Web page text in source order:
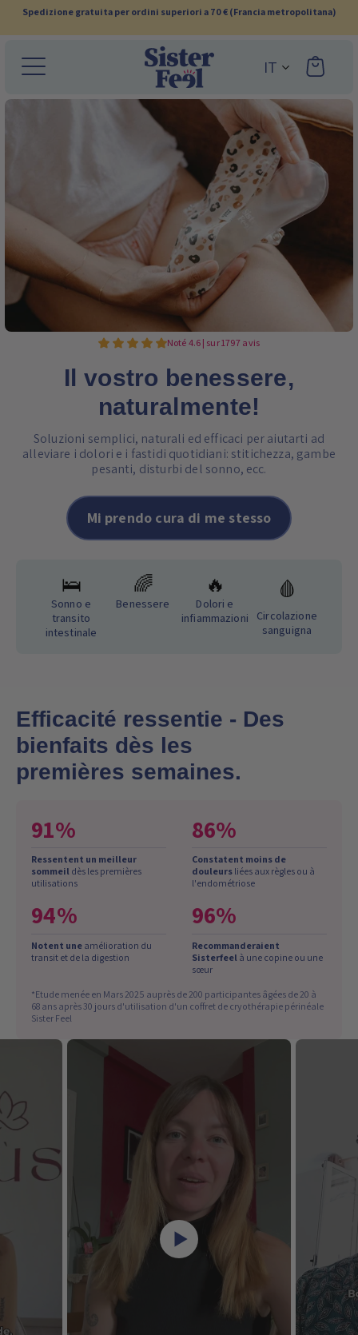
Ignora
e
vai
contenuto
Spedizione gratuita per ordini superiori a 70 € (Francia metropolitana)
IT
Noté 4.6 | sur 1797 avis
Il vostro benessere,
naturalmente!
Soluzioni semplici, naturali ed efficaci per aiutarti ad
alleviare i dolori e i fastidi quotidiani: stitichezza, gambe
pesanti, disturbi del sonno, ecc.
Mi prendo cura di me stesso
🛌
Sonno e
transito
intestinale
🌈
Benessere
🔥
Dolori e
infiammazioni
🩸
Circolazione
sanguigna
Efficacité ressentie - Des
bienfaits dès les
premières semaines.
91%
Ressentent un meilleur
sommeil dès les premières
utilisations
86%
Constatent moins de
douleurs liées aux règles ou à
l'endométriose
94%
Notent une amélioration du
transit et de la digestion
96%
Recommanderaient
Sisterfeel à une copine ou une
sœur
*Etude menée en Mars 2025 auprès de 200 participantes âgées de 20 à
68 ans après 30 jours d'utilisation d'un coffret de cryothérapie périnéale
Sister Feel